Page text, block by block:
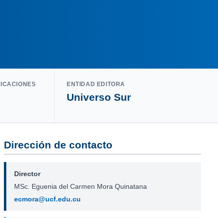
ENTIDAD EDITORA
Universo Sur
Dirección de contacto
Director
MSc. Eguenia del Carmen Mora Quinatana
ecmora@ucf.edu.cu